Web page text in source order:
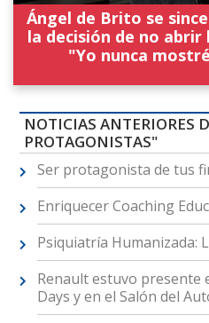
Ángel de Brito se
la decisión de no abrir
"Yo nunca
NOTICIAS ANTERIORES
PROTAGONISTAS"
Ser protagonista de tus
Enriquecer Coaching
Psiquiatría Humanizada:
Renault estuvo presente
Days y en el Salón del